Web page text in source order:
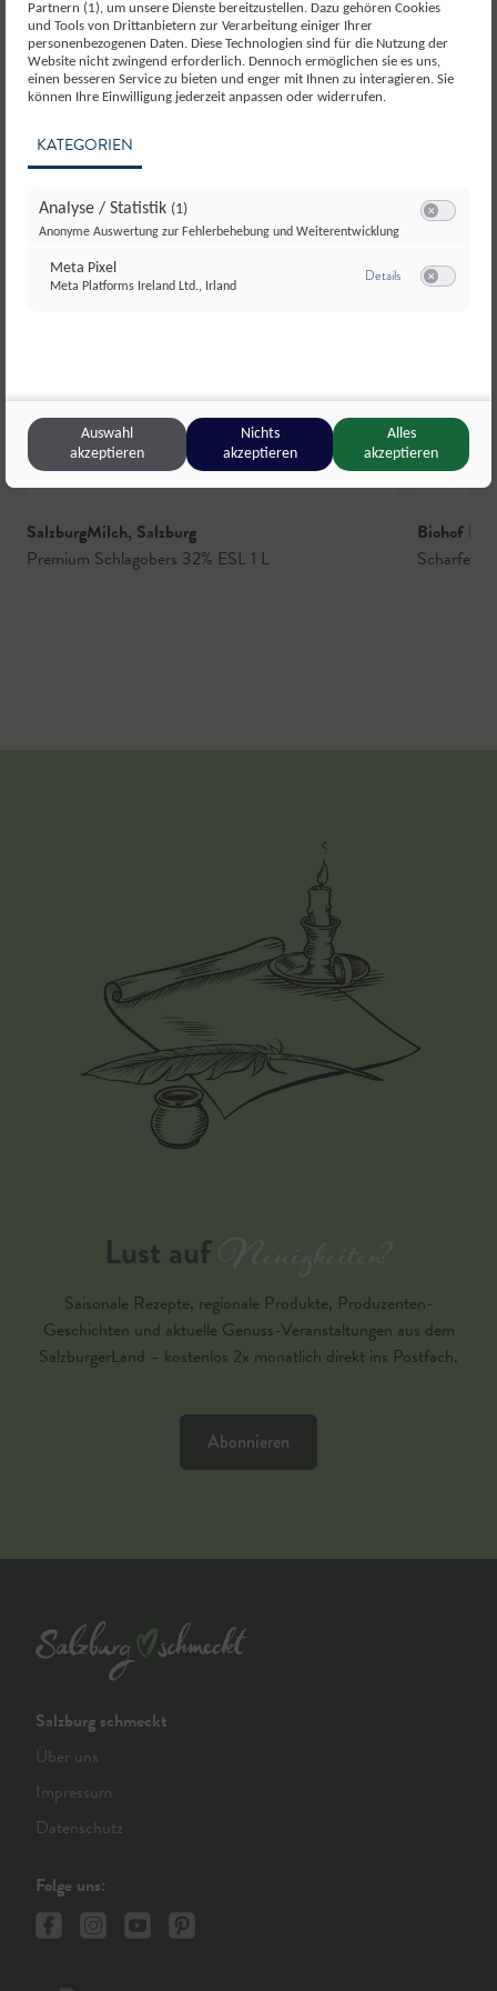
© SalzburgMilch
SalzburgMilch, Salzburg
Premium Schlagobers 32% ESL 1 L
Biohof
Scharfes
Lust aufNeuigkeiten?
Saisonale Rezepte, regionale Produkte, Produzenten-
Geschichten und aktuelle Genuss-Veranstaltungen aus dem
SalzburgerLand – kostenlos 2x monatlich direkt ins Postfach.
Abonnieren
Salzburg schmeckt
Über uns
Impressum
Datenschutz
Folge uns:
Partnern (1), um unsere Dienste bereitzustellen. Dazu gehören Cookies
und Tools von Drittanbietern zur Verarbeitung einiger Ihrer
personenbezogenen Daten. Diese Technologien sind für die Nutzung der
Website nicht zwingend erforderlich. Dennoch ermöglichen sie es uns,
einen besseren Service zu bieten und enger mit Ihnen zu interagieren. Sie
können Ihre Einwilligung jederzeit anpassen oder widerrufen.
KATEGORIEN
Analyse / Statistik (1)
Anonyme Auswertung zur Fehlerbehebung und Weiterentwicklung
Meta Pixel
Meta Platforms Ireland Ltd., Irland
Detailszu Meta Pixel
Auswahl
akzeptieren
Nichts
akzeptieren
Alles
akzeptieren